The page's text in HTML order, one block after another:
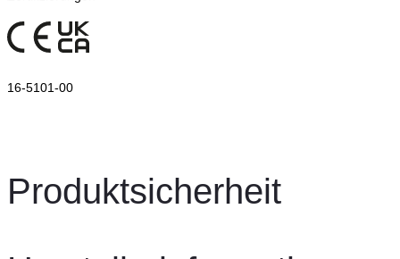
16-5101-00
Produktsicherheit